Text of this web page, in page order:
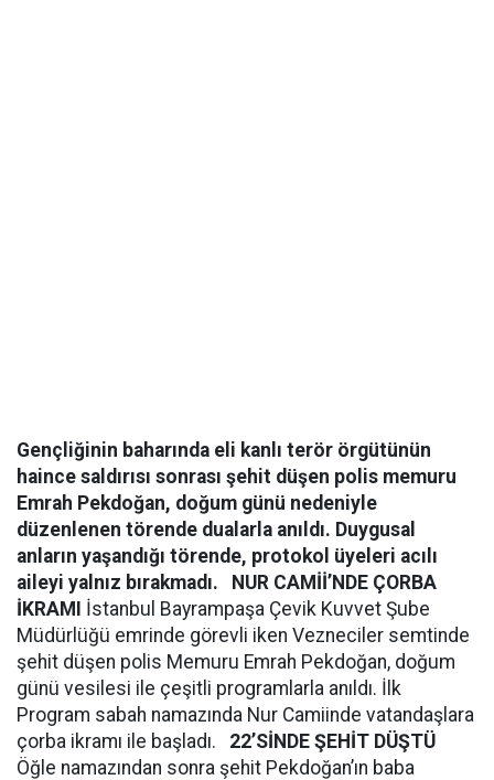
Gençliğinin baharında eli kanlı terör örgütünün
haince saldırısı sonrası şehit düşen polis memuru
Emrah Pekdoğan, doğum günü nedeniyle
düzenlenen törende dualarla anıldı. Duygusal
anların yaşandığı törende, protokol üyeleri acılı
aileyi yalnız bırakmadı.
NUR CAMİİ’NDE ÇORBA
İKRAMI
İstanbul Bayrampaşa Çevik Kuvvet Şube
Müdürlüğü emrinde görevli iken Vezneciler semtinde
şehit düşen polis Memuru Emrah Pekdoğan, doğum
günü vesilesi ile çeşitli programlarla anıldı. İlk
Program sabah namazında Nur Camiinde vatandaşlara
çorba ikramı ile başladı. 22’SİNDE ŞEHİT DÜŞTÜ
Öğle namazından sonra şehit Pekdoğan’ın baba